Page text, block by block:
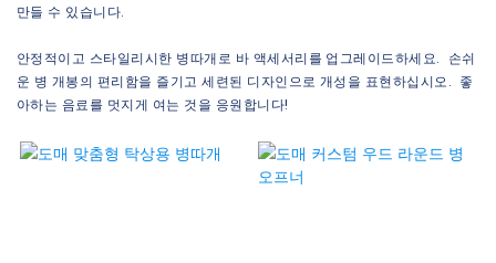
만들 수 있습니다.
안정적이고 스타일리시한 병따개로 바 액세서리를 업그레이드하세요. 손쉬
운 병 개봉의 편리함을 즐기고 세련된 디자인으로 개성을 표현하십시오. 좋
아하는 음료를 멋지게 여는 것을 응원합니다!